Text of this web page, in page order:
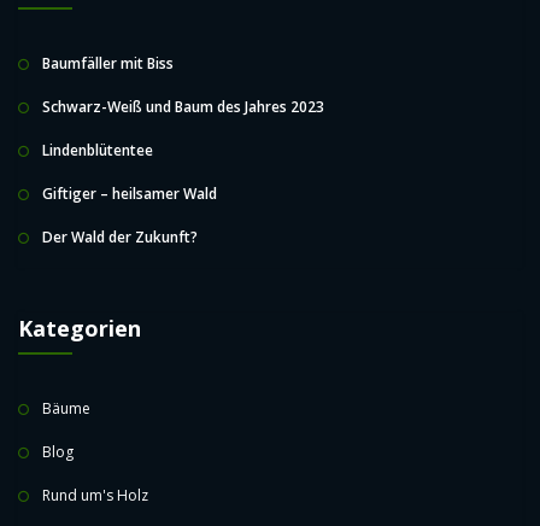
Baumfäller mit Biss
Schwarz-Weiß und Baum des Jahres 2023
Lindenblütentee
Giftiger – heilsamer Wald
Der Wald der Zukunft?
Kategorien
Bäume
Blog
Rund um's Holz